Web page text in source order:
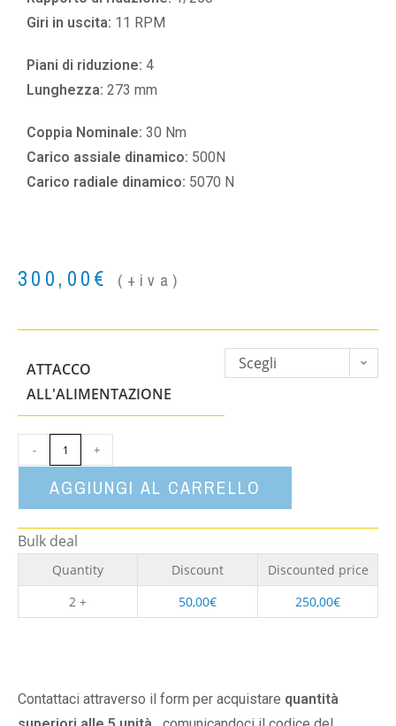
Giri in uscita: 11 RPM
Piani di riduzione: 4
Lunghezza: 273 mm
Coppia Nominale: 30 Nm
Carico assiale dinamico: 500N
Carico radiale dinamico: 5070 N
300,00€ (+iva)
ATTACCO
ALL'ALIMENTAZIONE
Scegli
- +
AGGIUNGI AL CARRELLO
Bulk deal
Quantity Discount
Discounted price
2 +
50,00€ 250,00€
Contattaci attraverso il form per acquistare quantità